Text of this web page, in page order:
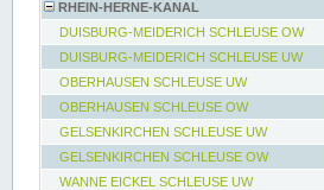
RHEIN-HERNE-KANAL
DUISBURG-MEIDERICH SCHLEUSE OW
DUISBURG-MEIDERICH SCHLEUSE UW
OBERHAUSEN SCHLEUSE UW
OBERHAUSEN SCHLEUSE OW
GELSENKIRCHEN SCHLEUSE UW
GELSENKIRCHEN SCHLEUSE OW
WANNE EICKEL SCHLEUSE UW